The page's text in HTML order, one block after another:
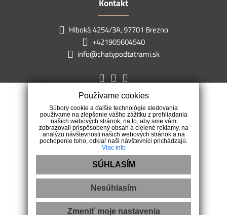
Kontakt
Hlboká 4254/3A, 97701 Brezno
+421905604540
info@chatypodtatrami.sk
Ochrana osobných údajov|Pravidlá cookies
Reklamačný poriadok|Etický kódex
Používame cookies
Súbory cookie a ďalšie technológie sledovania
používame na zlepšenie vášho zážitku z prehliadania
našich webových stránok, na to, aby sme vám
zobrazovali prispôsobený obsah a cielené reklamy, na
analýzu návštevnosti našich webových stránok a na
pochopenie toho, odkiaľ naši návštevníci prichádzajú.
Viac info
SÚHLASÍM
Nesúhlasím
Zmeniť moje nastavenia